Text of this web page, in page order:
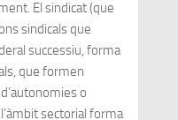
El sindicat (que
sindicals que
successiu, forma
que formen
o
sectorial forma